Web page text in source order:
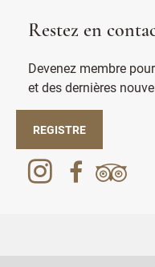
Restez en
Devenez membre
et des dernières
REGISTRE